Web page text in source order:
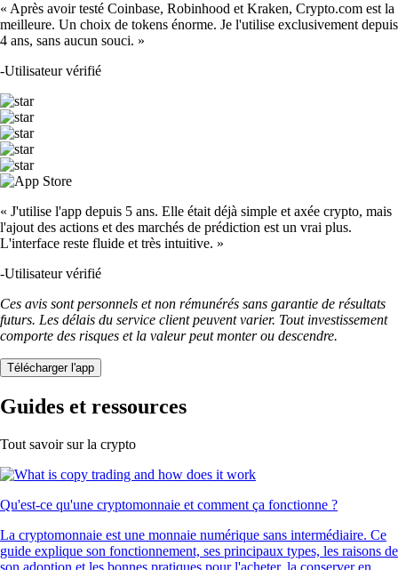
« Après avoir testé Coinbase, Robinhood et Kraken, Crypto.com est la
meilleure. Un choix de tokens énorme. Je l'utilise exclusivement depuis
4 ans, sans aucun souci. »
-Utilisateur vérifié
« J'utilise l'app depuis 5 ans. Elle était déjà simple et axée crypto, mais
l'ajout des actions et des marchés de prédiction est un vrai plus.
L'interface reste fluide et très intuitive. »
-Utilisateur vérifié
Ces avis sont personnels et non rémunérés sans garantie de résultats
futurs. Les délais du service client peuvent varier. Tout investissement
comporte des risques et la valeur peut monter ou descendre.
Télécharger l'app
Guides et ressources
Tout savoir sur la crypto
Qu'est-ce qu'une cryptomonnaie et comment ça fonctionne ?
La cryptomonnaie est une monnaie numérique sans intermédiaire. Ce
guide explique son fonctionnement, ses principaux types, les raisons de
son adoption et les bonnes pratiques pour l'acheter, la conserver en